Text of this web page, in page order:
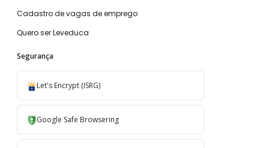
Cadastro de vagas de emprego
Quero ser Leveduca
Segurança
Let's Encrypt (ISRG)
Google Safe Browsering